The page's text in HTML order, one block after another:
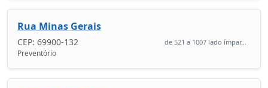
Rua Minas Gerais
CEP: 69900-132 de 521 a 1007 lado ímpar...
Preventório